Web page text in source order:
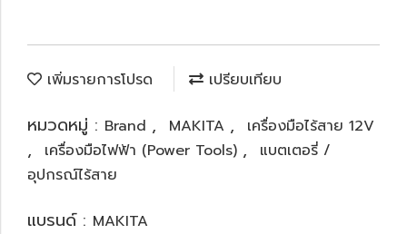
เพิ่มรายการโปรด เปรียบเทียบ
หมวดหมู่ : Brand , MAKITA , เครื่องมือไร้สาย 12V
, เครื่องมือไฟฟ้า (Power Tools) ,
แบตเตอรี่ /
อุปกรณ์ไร้สาย
แบรนด์ : MAKITA